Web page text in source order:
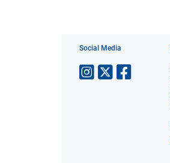
Social Media